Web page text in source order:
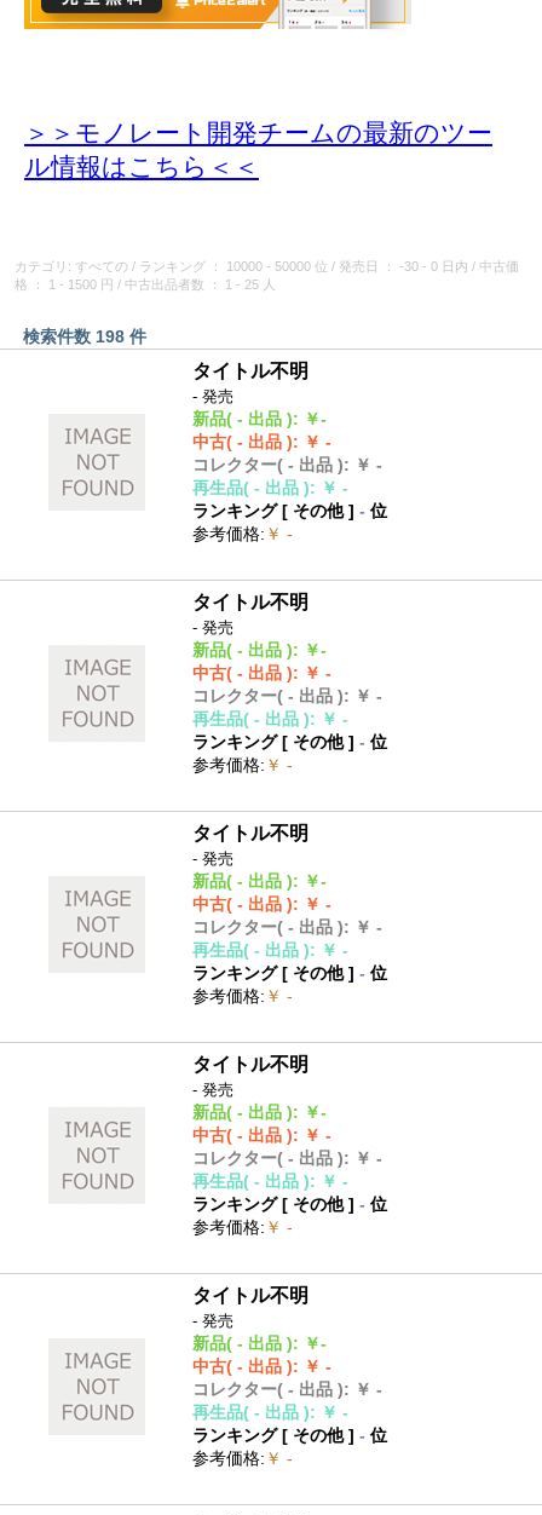
＞＞モノレート開発チームの最新のツー
ル情報はこちら＜＜
カテゴリ: すべての / ランキング ： 10000 - 50000 位 / 発売日 ： -30 - 0 日内 / 中古価
格
： 1 - 1500 円 / 中古出品者数 ： 1 - 25 人
検索件数 198 件
タイトル不明
- 発売
新品( - 出品 ): ￥-
中古( - 出品 ): ￥ -
コレクター( - 出品 ): ￥ -
再生品( - 出品 ): ￥ -
ランキング [ その他]- 位
参考価格: ￥ -
タイトル不明
- 発売
新品( - 出品 ): ￥-
中古( - 出品 ): ￥ -
コレクター( - 出品 ): ￥ -
再生品( - 出品 ): ￥ -
ランキング [ その他]- 位
参考価格: ￥ -
タイトル不明
- 発売
新品( - 出品 ): ￥-
中古( - 出品 ): ￥ -
コレクター( - 出品 ): ￥ -
再生品( - 出品 ): ￥ -
ランキング [ その他]- 位
参考価格: ￥ -
タイトル不明
- 発売
新品( - 出品 ): ￥-
中古( - 出品 ): ￥ -
コレクター( - 出品 ): ￥ -
再生品( - 出品 ): ￥ -
ランキング [ その他]- 位
参考価格: ￥ -
タイトル不明
- 発売
新品( - 出品 ): ￥-
中古( - 出品 ): ￥ -
コレクター( - 出品 ): ￥ -
再生品( - 出品 ): ￥ -
ランキング [ その他]- 位
参考価格: ￥ -